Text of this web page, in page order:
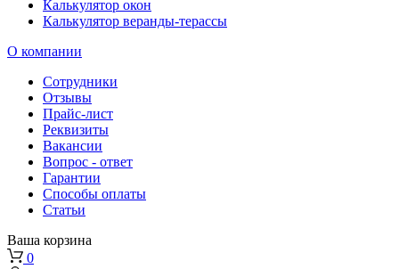
Калькулятор окон
Калькулятор веранды-терассы
О компании
Сотрудники
Отзывы
Прайс-лист
Реквизиты
Вакансии
Вопрос - ответ
Гарантии
Способы оплаты
Статьи
Ваша корзина
0